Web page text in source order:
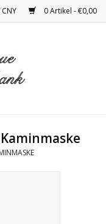
CNY 0 Artikel - €0,00